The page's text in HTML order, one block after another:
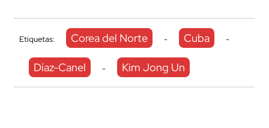
Etiquetas: Corea del Norte - Cuba -
Díaz-Canel - Kim Jong Un